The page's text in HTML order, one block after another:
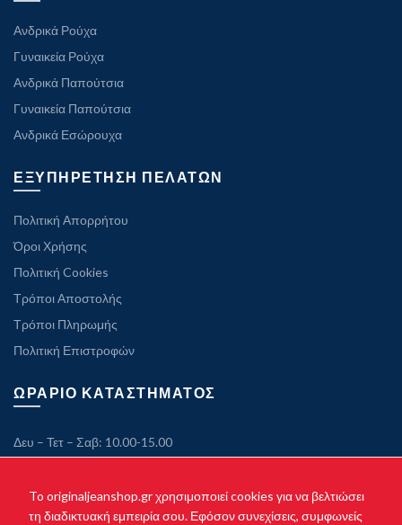
Ανδρικά Ρούχα
Γυναικεία Ρούχα
Ανδρικά Παπούτσια
Γυναικεία Παπούτσια
Ανδρικά Εσώρουχα
ΕΞΥΠΗΡΕΤΗΣΗ ΠΕΛΑΤΩΝ
Πολιτική Απορρήτου
Όροι Χρήσης
Πολιτική Cookies
Τρόποι Αποστολής
Τρόποι Πληρωμής
Πολιτική Επιστροφών
ΩΡΑΡΙΟ ΚΑΤΑΣΤΗΜΑΤΟΣ
Δευ – Τετ – Σαβ: 10.00-15.00
Κυριακή: Κλειστά
To originaljeanshop.gr χρησιμοποιεί cookies για να βελτιώσει
τη διαδικτυακή εμπειρία σου. Εφόσον συνεχίσεις, συμφωνείς